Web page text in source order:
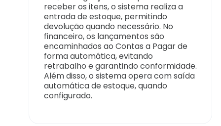
receber os itens, o sistema realiza a
entrada de estoque, permitindo
devolução quando necessário. No
financeiro, os lançamentos são
encaminhados ao Contas a Pagar de
forma automática, evitando
retrabalho e garantindo conformidade.
Além disso, o sistema opera com saída
automática de estoque, quando
configurado.